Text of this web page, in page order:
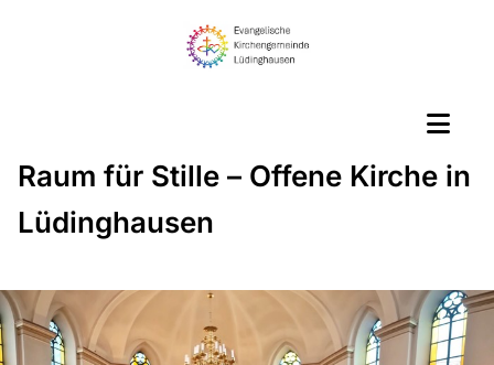
Raum für Stille – Offene Kirche in
Lüdinghausen